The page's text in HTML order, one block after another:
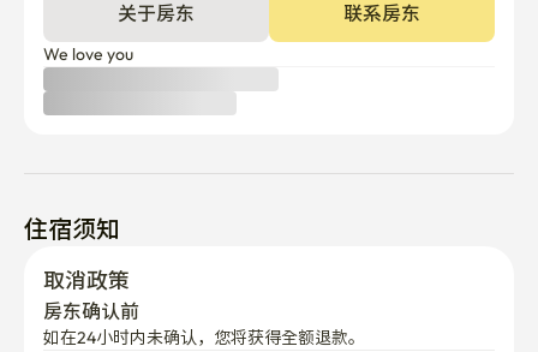
关于房东 联系房东
We love you
住宿须知
取消政策
房东确认前
如在24小时内未确认，您将获得全额退款。